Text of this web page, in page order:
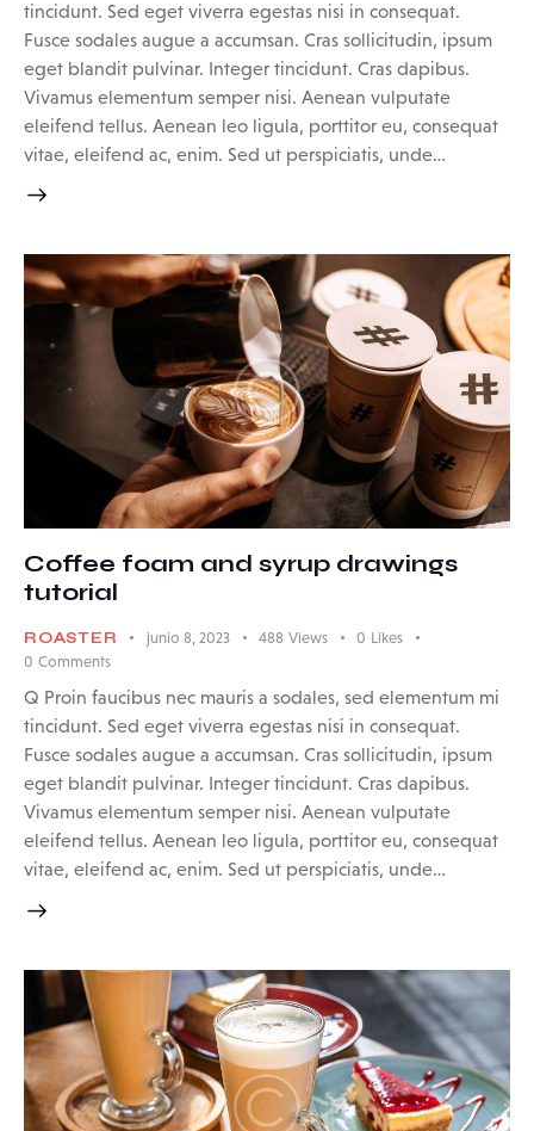
tincidunt. Sed eget viverra egestas nisi in consequat.
Fusce sodales augue a accumsan. Cras sollicitudin, ipsum
eget blandit pulvinar. Integer tincidunt. Cras dapibus.
Vivamus elementum semper nisi. Aenean vulputate
eleifend tellus. Aenean leo ligula, porttitor eu, consequat
vitae, eleifend ac, enim. Sed ut perspiciatis, unde…
Coffee foam and syrup drawings
tutorial
ROASTER junio 8, 2023 488 Views 0 Likes
0 Comments
Q Proin faucibus nec mauris a sodales, sed elementum mi
tincidunt. Sed eget viverra egestas nisi in consequat.
Fusce sodales augue a accumsan. Cras sollicitudin, ipsum
eget blandit pulvinar. Integer tincidunt. Cras dapibus.
Vivamus elementum semper nisi. Aenean vulputate
eleifend tellus. Aenean leo ligula, porttitor eu, consequat
vitae, eleifend ac, enim. Sed ut perspiciatis, unde…